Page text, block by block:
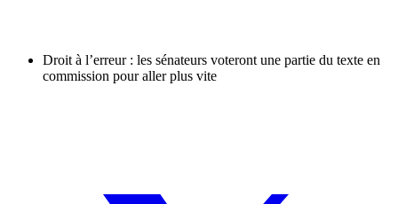
Droit à l’erreur : les sénateurs voteront une partie du texte en
commission pour aller plus vite